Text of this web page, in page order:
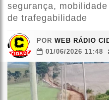
segurança,
de trafegabilidade
POR WEB RÁDIO
01/06/2026 11:48